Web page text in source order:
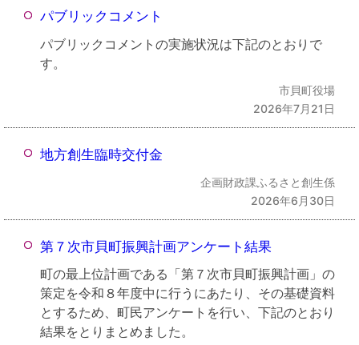
パブリックコメント
パブリックコメントの実施状況は下記のとおりで
す。
市貝町役場
2026年7月21日
地方創生臨時交付金
企画財政課ふるさと創生係
2026年6月30日
第７次市貝町振興計画アンケート結果
町の最上位計画である「第７次市貝町振興計画」の
策定を令和８年度中に行うにあたり、その基礎資料
とするため、町民アンケートを行い、下記のとおり
結果をとりまとめました。